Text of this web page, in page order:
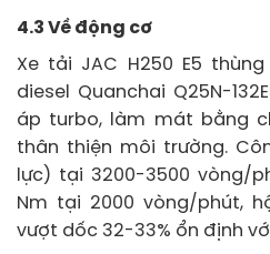
4.3 Về động cơ
Xe tải JAC H250 E5
diesel Quanchai Q25N-
áp turbo, làm mát bằng
thân thiện môi trường.
lực) tại 3200-3500 vòng/
Nm tại 2000 vòng/phút,
vượt dốc 32-33% ổn định